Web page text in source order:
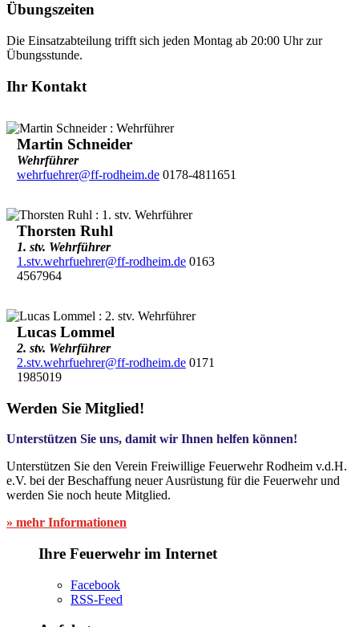
Übungszeiten
Die Einsatzabteilung trifft sich jeden Montag ab 20:00 Uhr zur
Übungsstunde.
Ihr Kontakt
Martin Schneider
Wehrführer
wehrfuehrer@ff-rodheim.de0178-4811651
Thorsten Ruhl
1. stv. Wehrführer
1.stv.wehrfuehrer@ff-rodheim.de0163
4567964
Lucas Lommel
2. stv. Wehrführer
2.stv.wehrfuehrer@ff-rodheim.de0171
1985019
Werden Sie Mitglied!
Unterstützen Sie uns, damit wir Ihnen helfen können!
Unterstützen Sie den Verein Freiwillige Feuerwehr Rodheim v.d.H.
e.V. bei der Beschaffung neuer Ausrüstung für die Feuerwehr und
werden Sie noch heute Mitglied.
» mehr Informationen
Ihre Feuerwehr im Internet
Facebook
RSS-Feed